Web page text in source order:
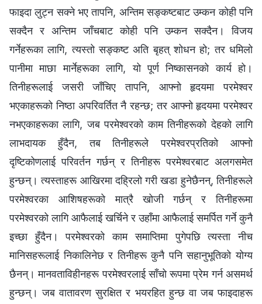
फाइदा लुट्‍न सक्‍ने भए तापनि, अन्तिम सङ्कष्टबाट उम्‍कन कोही पनि
सक्‍दैन र अन्तिम जाँचबाट कोही पनि उम्कन सक्दैन। विजय
गर्नेहरूका लागि, त्यस्तो सङ्कष्ट अति बृहत् शोधन हो; तर धमिलो
पानीमा माछा मार्नेहरूका लागि, यो पूर्ण निष्कासनको कार्य हो।
तिनीहरूलाई जसरी जाँचिए तापनि, आफ्‍नो हृदयमा परमेश्‍वर
भएकाहरूको निष्ठा अपरिवर्तित नै रहन्छ; तर आफ्‍नो हृदयमा परमेश्‍वर
नभएकाहरूका लागि, जब परमेश्‍वरको काम तिनीहरूको देहको लागि
लाभदायक हुँदैन, तब तिनीहरूले परमेश्‍वरप्रतिको आफ्‍नो
दृष्टिकोणलाई परिवर्तन गर्छन् र तिनीहरू परमेश्‍वरबाट अलगसमेत
हुन्छन्। त्यस्ताहरू आखिरमा दह्रिलो गरी खडा हुनेछैनन्, तिनीहरूले
परमेश्‍वरका आशिषहरूको मात्रै खोजी गर्छन् र तिनीहरूमा
परमेश्‍वरको लागि आफैलाई खर्चिने र उहाँमा आफैलाई समर्पित गर्ने कुनै
इच्‍छा हुँदैन। परमेश्‍वरको काम समाप्तिमा पुगेपछि त्यस्ता नीच
मानिसहरूलाई निकालिनेछ र तिनीहरू कुनै पनि सहानुभूतिको योग्य
छैनन्। मानवताविहीनहरू परमेश्‍वरलाई साँचो रूपमा प्रेम गर्न असमर्थ
हुन्छन्। जब वातावरण सुरक्षित र भयरहित हुन्छ वा जब फाइदाहरू